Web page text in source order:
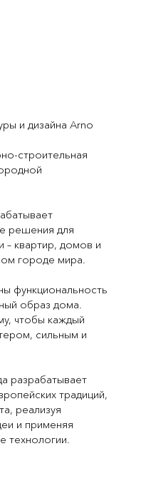
и дизайна Arno
строительная
решения для
– квартир, домов и
городе мира.
функциональность
образ дома.
чтобы каждый
сильным и
разрабатывает
традиций,
реализуя
и применяя
технологии.